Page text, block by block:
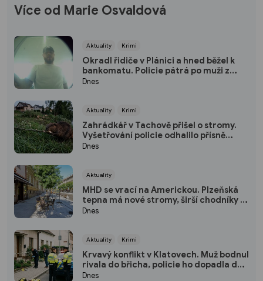
Více od Marie Osvaldová
Aktuality Krimi
Okradl řidiče v Plánici a hned běžel k
bankomatu. Policie pátrá po muži z
kamerových záznamů
Dnes
Aktuality Krimi
Zahrádkář v Tachově přišel o stromy.
Vyšetřování policie odhalilo přísně
chráněného viníka
Dnes
Aktuality
MHD se vrací na Americkou. Plzeňská
tepna má nové stromy, širší chodníky i
zónu 20 km/h
Dnes
Aktuality Krimi
Krvavý konflikt v Klatovech. Muž bodnul
rivala do břicha, policie ho dopadla do
dvou hodin
Dnes